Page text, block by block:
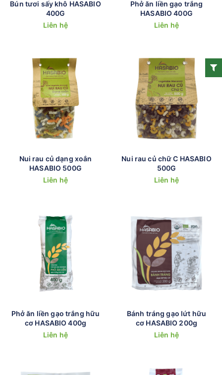
Bún tươi sấy khô HASABIO
400G
Liên hệ
Phở ăn liền gạo trắng
HASABIO 400G
Liên hệ
Nui rau củ dạng xoắn
HASABIO 500G
Liên hệ
Nui rau củ chữ C HASABIO
500G
Liên hệ
Phở ăn liền gạo trắng hữu
cơ HASABIO 400g
Liên hệ
Bánh tráng gạo lứt hữu
cơ HASABIO 200g
Liên hệ